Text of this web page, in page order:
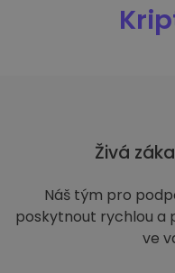
Živá
Náš tým pro
poskytnout rychlou a
ve